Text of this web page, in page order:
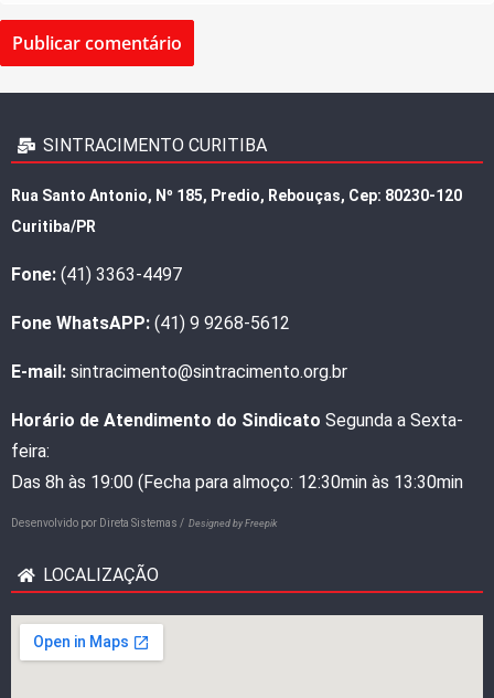
SINTRACIMENTO CURITIBA
Rua Santo Antonio, Nº 185, Predio, Rebouças, Cep: 80230-120
Curitiba/PR
Fone: (41) 3363-4497
Fone WhatsAPP: (41) 9 9268-5612
E-mail: sintracimento@sintracimento.org.br
Horário de Atendimento do Sindicato Segunda a Sexta-
feira:
Das 8h às 19:00 (Fecha para almoço: 12:30min às 13:30min
Desenvolvido por Direta Sistemas / Designed by Freepik
LOCALIZAÇÃO